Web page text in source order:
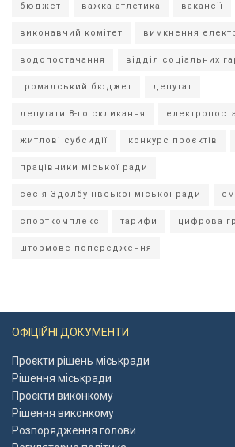
бюджет важка атлетика вакансії
виконавчий комітет вимкнення
водопостачання відділ соціальних
громадський бюджет депутат
депутати 8-го скликання
житлові субсидії конкурс проєктів
працівники міської ради
сесія Здолбунівської міської ради
спорткомплекс тарифи цифрова
штормове попередження
ОФІЦІЙНІ ДОКУМЕНТИ
Проєкти рішень міськради
Рішення міськради
Проєкти виконкому
Рішення виконкому
Розпорядження голови